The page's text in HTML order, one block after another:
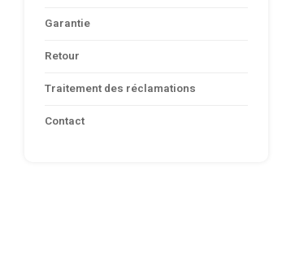
Garantie
Retour
Traitement des réclamations
Contact